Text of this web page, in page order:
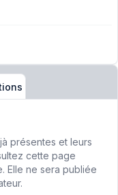
présentes et leurs
cette page
Elle ne sera publiée